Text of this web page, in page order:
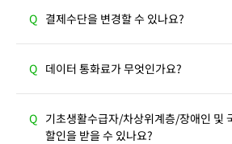
Q 결제수단을 변경할 수 있나요?
Q 데이터 통화료가 무엇인가요?
Q 기초생활수급자/차상위계층/장애인 및
할인을 받을 수 있나요?